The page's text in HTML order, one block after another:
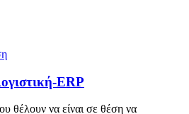
ERP
θέλουν να είναι σε θέση να